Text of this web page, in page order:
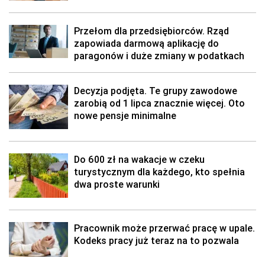
Przełom dla przedsiębiorców. Rząd
zapowiada darmową aplikację do
paragonów i duże zmiany w podatkach
Decyzja podjęta. Te grupy zawodowe
zarobią od 1 lipca znacznie więcej. Oto
nowe pensje minimalne
Do 600 zł na wakacje w czeku
turystycznym dla każdego, kto spełnia
dwa proste warunki
Pracownik może przerwać pracę w upale.
Kodeks pracy już teraz na to pozwala